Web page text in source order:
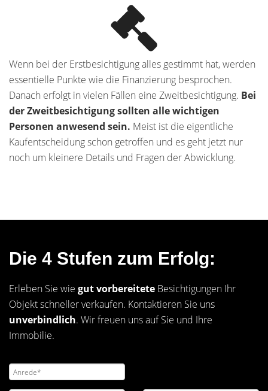
Wenn bei der Erstbesichtigung alles gestimmt hat, werden
essentielle Punkte wie die Finanzierung besprochen.
Danach erfolgt in vielen Fällen eine Zweitbesichtigung. Bei
der Zweitbesichtigung sollten alle wichtigen
Personen anwesend sein. Meist ist die eigentliche
Kaufentscheidung schon getroffen und es geht jetzt nur
noch um kleinere Details und Fragen der Abwicklung.
Die 4 Stufen zum Erfolg:
Erleben Sie wie gut vorbereitete Besichtigungen Ihr
Objekt schneller verkaufen. Kontaktieren Sie uns
unverbindlich. Wir freuen uns auf Sie und Ihre
Immobilie.